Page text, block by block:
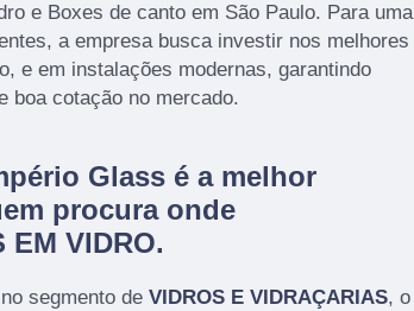
e Boxes de canto em São Paulo. Para uma
a empresa busca investir nos melhores
e em instalações modernas, garantindo
boa cotação no mercado.
Glass é a melhor
procura onde
EM VIDRO.
segmento de VIDROS E VIDRAÇARIAS, o